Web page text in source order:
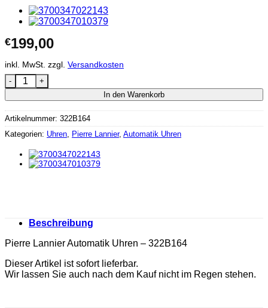
€199,00
inkl. MwSt. zzgl. Versandkosten
Pierre Lannier Automatik Uhren - 322B164 Menge
In den Warenkorb
Artikelnummer: 322B164
Kategorien: Uhren Pierre Lannier, Automatik Uhren
Beschreibung
Pierre Lannier Automatik Uhren – 322B164
Dieser Artikel ist sofort lieferbar.
Wir lassen Sie auch nach dem Kauf nicht im Regen stehen.